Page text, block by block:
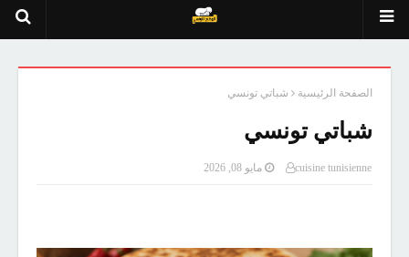
الصفحة الرئيسية شباتي تونسي
شباتي تونسي
cuisine tunisienne مايو 08, 2026